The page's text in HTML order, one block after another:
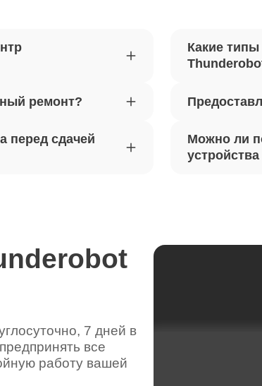
петель крышки ноутбуков
ноутбуков
драйверов ноутбуков
ноутбуков
ремонт?
перед сдачей
Какие
Можно ли
7 дней в
все
работу вашей